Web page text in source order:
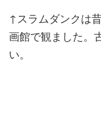
↑スラムダンクは
画館で観ました。
い。